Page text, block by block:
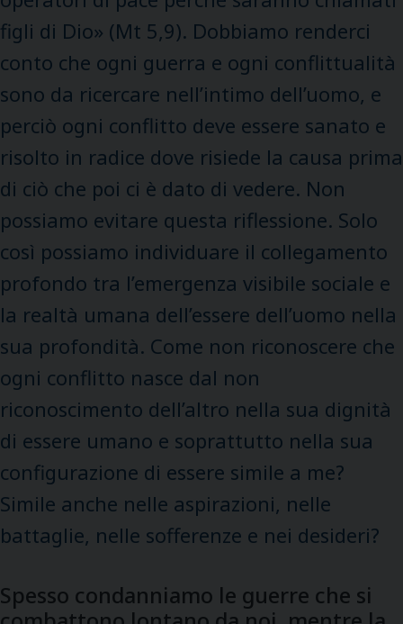
figli di Dio» (Mt 5,9). Dobbiamo renderci
conto che ogni guerra e ogni conflittualità
sono da ricercare nell’intimo dell’uomo, e
perciò ogni conflitto deve essere sanato e
risolto in radice dove risiede la causa prima
di ciò che poi ci è dato di vedere. Non
possiamo evitare questa riflessione. Solo
così possiamo individuare il collegamento
profondo tra l’emergenza visibile sociale e
la realtà umana dell’essere dell’uomo nella
sua profondità. Come non riconoscere che
ogni conflitto nasce dal non
riconoscimento dell’altro nella sua dignità
di essere umano e soprattutto nella sua
configurazione di essere simile a me?
Simile anche nelle aspirazioni, nelle
battaglie, nelle sofferenze e nei desideri?
Spesso condanniamo le guerre che si